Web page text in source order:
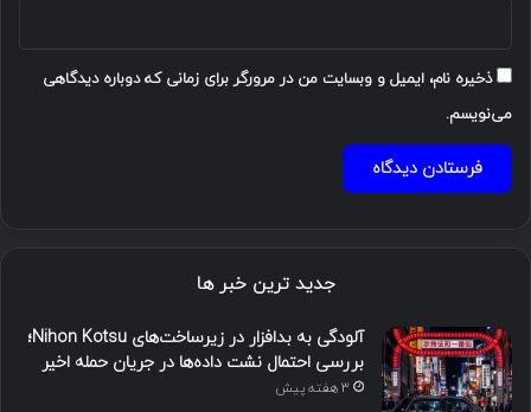
ذخیره نام، ایمیل و وبسایت من در مرورگر برای زمانی که دوباره دیدگاهی
می‌نویسم.
جدید ترین خبر ها
آلودگی به بدافزار در زیرساخت‌های Nihon Kotsu؛
بررسی احتمال نشت داده‌ها در جریان حمله اخیر
3 هفته پیش